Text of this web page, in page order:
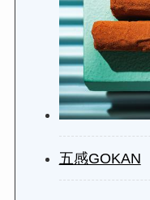
五感GOKAN